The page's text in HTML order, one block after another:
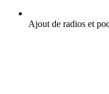
Ajout de radios et